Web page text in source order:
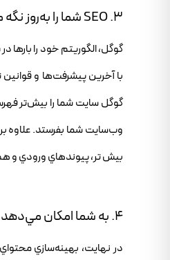
3. SEO شما را به‌روز نگه مي‌دارد
گوگل، الگوريتم خود را بارها
با آخرين پيشرفت‌ها و
گوگل سايت شما را بيش‌تر
وب‌سايت شما بفرستد. علاوه بر
بيش تر، پيوندهاي ورودي و
4. به شما امکان مي‌دهد کارهاي کم‌تري انجام دهيد